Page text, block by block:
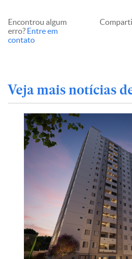
Encontrou algum
erro? Entre em
contato
Veja mais notícias